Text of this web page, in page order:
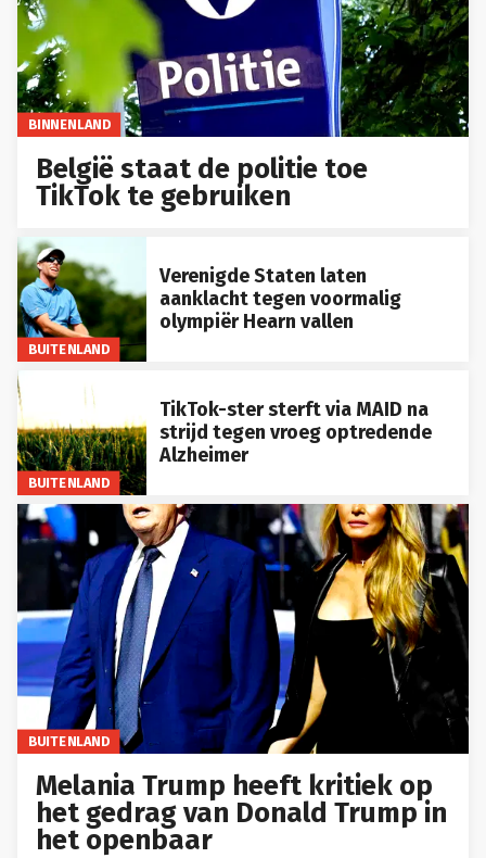
BINNENLAND
België staat de politie toe
TikTok te gebruiken
BUITENLAND
Verenigde Staten laten
aanklacht tegen voormalig
olympiër Hearn vallen
BUITENLAND
TikTok-ster sterft via MAID na
strijd tegen vroeg optredende
Alzheimer
BUITENLAND
Melania Trump heeft kritiek op
het gedrag van Donald Trump in
het openbaar